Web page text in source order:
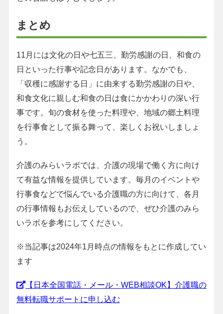
まとめ
11月には文化の日や七五三、勤労感謝の日、和食の
日といった行事や記念日があります。なかでも、
「収穫に感謝する日」に由来する勤労感謝の日や、
和食文化に親しむ和食の日は食にかかわりの深い行
事です。旬の食材を使った料理や、地域の郷土料理
を行事食として振る舞って、楽しくお祝いしましょ
う。
介護のみらいラボでは、介護の現場で働く方に向け
て有益な情報を提供しています。毎月のイベントや
行事食などで悩んでいる介護職の方に向けて、各月
の行事情報もお伝えしているので、ぜひ介護のみら
いラボを参考にしてください。
※当記事は2024年1月時点の情報をもとに作成してい
ます
【日本全国電話・メール・WEB相談OK】介護職の
無料転職サポートに申し込む